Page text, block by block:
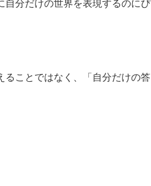
自分だけの世界を表現するのにぴ
ることではなく、「自分だけの答